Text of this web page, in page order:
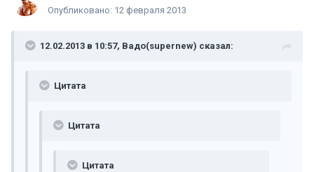
Опубликовано: 12 февраля 2013
12.02.2013 в 10:57, Вадо(supernew) сказал:
Цитата
Цитата
Цитата